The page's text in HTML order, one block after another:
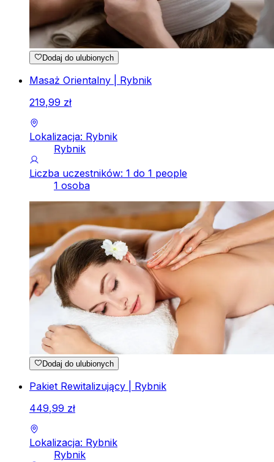
Dodaj do ulubionych
Masaż Orientalny | Rybnik
219,99 zł
Lokalizacja: Rybnik
Rybnik
Liczba uczestników: 1 do 1 people
1 osoba
Dodaj do ulubionych
Pakiet Rewitalizujący | Rybnik
449,99 zł
Lokalizacja: Rybnik
Rybnik